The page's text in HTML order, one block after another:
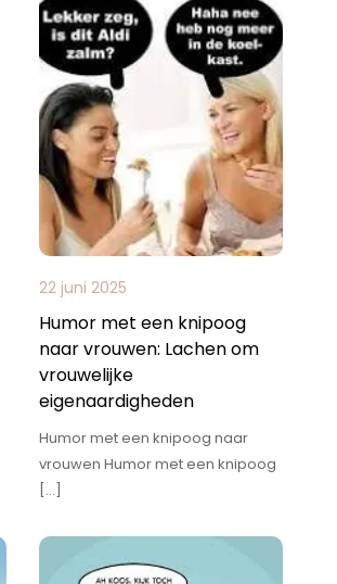
22 juni 2025
Humor met een knipoog
naar vrouwen: Lachen om
vrouwelijke
eigenaardigheden
Humor met een knipoog naar
vrouwen Humor met een knipoog
[…]